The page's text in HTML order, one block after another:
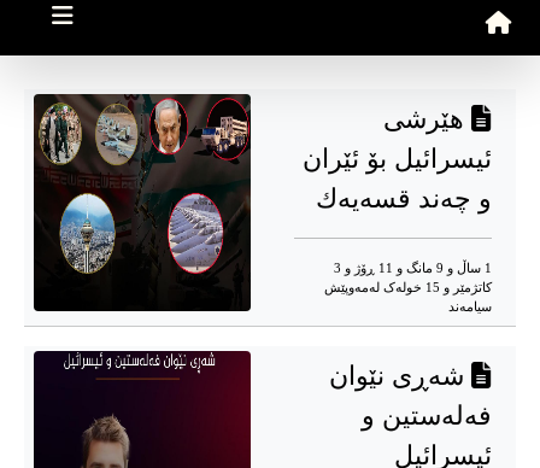
هێرشی
ئیسرائیل بۆ ئێران
و چەند قسەیەك
1 ساڵ و 9 مانگ و 11 ڕۆژ و 3
کاتژمێر و 15 خوله‌ک له‌مه‌وپێش‌
سیامەند
شەڕی نێوان
فەلەستین و
ئیسرائیل